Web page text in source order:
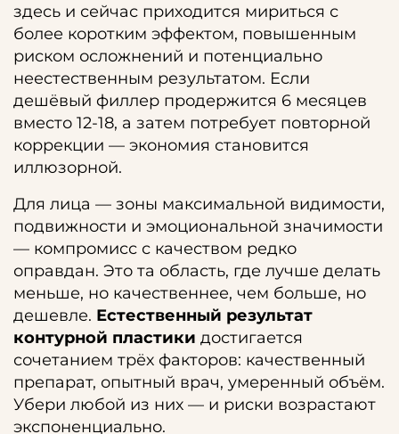
здесь и сейчас приходится мириться с
более коротким эффектом, повышенным
риском осложнений и потенциально
неестественным результатом. Если
дешёвый филлер продержится 6 месяцев
вместо 12-18, а затем потребует повторной
коррекции — экономия становится
иллюзорной.
Для лица — зоны максимальной видимости,
подвижности и эмоциональной значимости
— компромисс с качеством редко
оправдан. Это та область, где лучше делать
меньше, но качественнее, чем больше, но
дешевле. Естественный результат
контурной пластики достигается
сочетанием трёх факторов: качественный
препарат, опытный врач, умеренный объём.
Убери любой из них — и риски возрастают
экспоненциально.